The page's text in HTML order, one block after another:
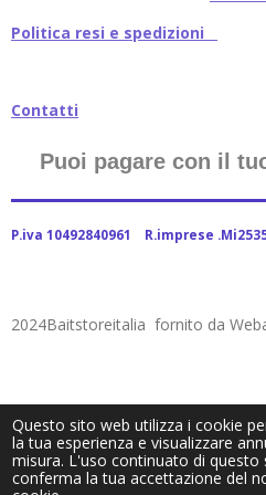
Questo sito web utilizza i cookie
la tua esperienza e visualizzare
misura. L'uso continuato di questo
conferma la tua accettazione del
Politica resi e spedizioni
Contatti
Puoi pagare con il
P.iva 10492840961 R.imprese
2024Baitstoreitalia fornito da